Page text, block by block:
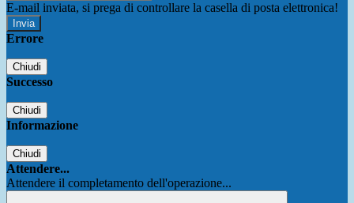
E-mail inviata, si prega di controllare la casella di posta elettronica!
Errore
Chiudi
Successo
Chiudi
Informazione
Chiudi
Attendere...
Attendere il completamento dell'operazione...